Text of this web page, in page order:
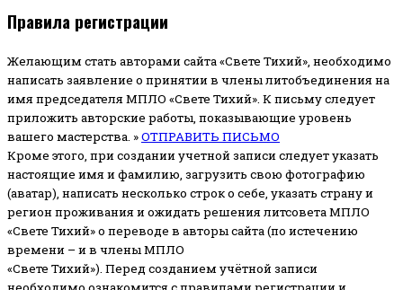
Правила регистрации
Желающим стать авторами сайта «Свете Тихий», необходимо
написать заявление о принятии в члены литобъединения на
имя председателя МПЛО «Свете Тихий». К письму следует
приложить авторские работы, показывающие уровень
вашего мастерства. »ОТПРАВИТЬ ПИСЬМО
Кроме этого, при создании учетной записи следует указать
настоящие имя и фамилию, загрузить свою фотографию
(аватар), написать несколько строк о себе, указать страну и
регион проживания и ожидать решения литсовета МПЛО
«Свете Тихий» о переводе в авторы сайта (по истечению
времени – и в члены МПЛО
«Свете Тихий»). Перед созданием учётной записи